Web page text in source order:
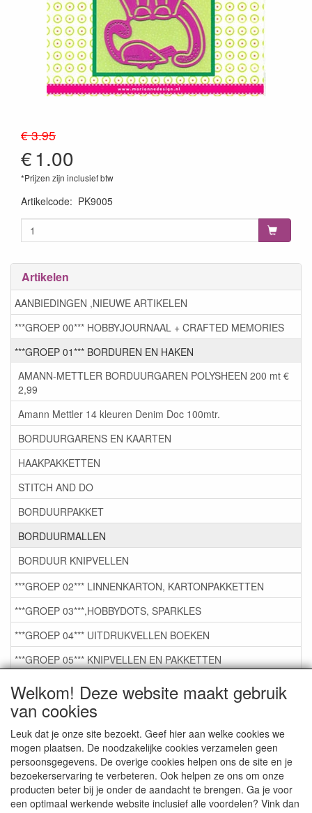
Welkom! Deze website maakt gebruik
van cookies
Leuk dat je onze site bezoekt. Geef hier aan welke cookies we
mogen plaatsen. De noodzakelijke cookies verzamelen geen
persoonsgegevens. De overige cookies helpen ons de site en je
bezoekerservaring te verbeteren. Ook helpen ze ons om onze
producten beter bij je onder de aandacht te brengen. Ga je voor
een optimaal werkende website inclusief alle voordelen? Vink dan
€ 3.95
€1.00
*Prijzen zijn inclusief btw
Artikelcode: PK9005
Artikelen
AANBIEDINGEN ,NIEUWE ARTIKELEN
***GROEP 00*** HOBBYJOURNAAL + CRAFTED MEMORIES
***GROEP 01*** BORDUREN EN HAKEN
AMANN-METTLER BORDUURGAREN POLYSHEEN 200 mt €
2,99
Amann Mettler 14 kleuren Denim Doc 100mtr.
BORDUURGARENS EN KAARTEN
HAAKPAKKETTEN
STITCH AND DO
BORDUURPAKKET
BORDUURMALLEN
BORDUUR KNIPVELLEN
***GROEP 02*** LINNENKARTON, KARTONPAKKETTEN
***GROEP 03***,HOBBYDOTS, SPARKLES
***GROEP 04*** UITDRUKVELLEN BOEKEN
***GROEP 05*** KNIPVELLEN EN PAKKETTEN
***GROEP 06*** TAPE/LIJM SNIJMALLEN STEMPELS
***GROEP 07*** KAARTEN +SCRAP TOEBEHOREN
***GROEP 08*** TEKENEN EN KLEUREN, GELPEN,MARKER
***GROEP 09*** KRALEN EN TOEBEHOREN
***GROEP 10*** WENSKAARTEN MET ENV. €0,75